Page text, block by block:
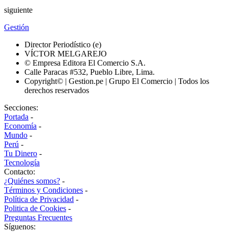
siguiente
Gestión
Director Periodístico (e)
VÍCTOR MELGAREJO
© Empresa Editora El Comercio S.A.
Calle Paracas #532, Pueblo Libre, Lima.
Copyright© | Gestion.pe | Grupo El Comercio | Todos los
derechos reservados
Secciones:
Portada -
Economía -
Mundo -
Perú -
Tu Dinero -
Tecnología
Contacto:
¿Quiénes somos? -
Términos y Condiciones -
Política de Privacidad -
Politica de Cookies -
Preguntas Frecuentes
Síguenos: